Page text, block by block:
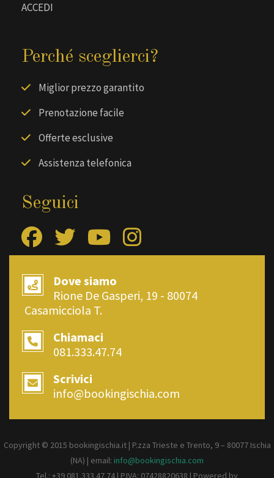
ACCEDI
Perché sceglierci?
Miglior prezzo garantito
Prenotazione facile
Offerte esclusive
Assistenza telefonica
Seguici
Dove siamo
Rione De Gasperi, 19 - 80074
Casamicciola T.
Chiamaci
081.333.47.74
Scrivici
info@bookingischia.com
Copyright © 2015 bookingischia.it | P.zza Trieste e Trento, 9 – 80077 Ischia
(NA) | email: info@bookingischia.com